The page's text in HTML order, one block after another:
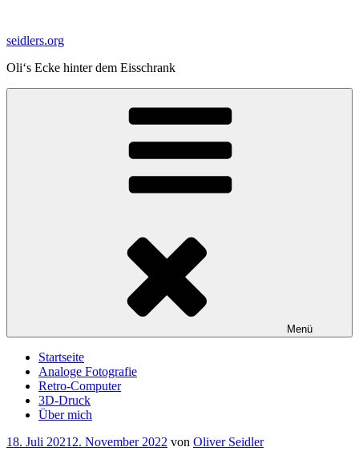
springen
seidlers.org
Oli‘s Ecke hinter dem Eisschrank
Menü
Startseite
Analoge Fotografie
Retro-Computer
3D-Druck
Über mich
Veröffentlicht
18. Juli 2021 2. November 2022 von Oliver Seidler